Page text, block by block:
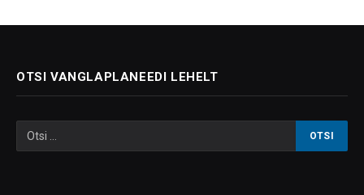
OTSI VANGLAPLANEEDI LEHELT